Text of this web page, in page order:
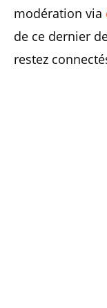
modération via
de ce dernier
restez